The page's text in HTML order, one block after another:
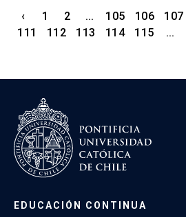
‹ 1 2 ... 105 106 107
111
112 113 114 115 ...
EDUCACIÓN CONTINUA